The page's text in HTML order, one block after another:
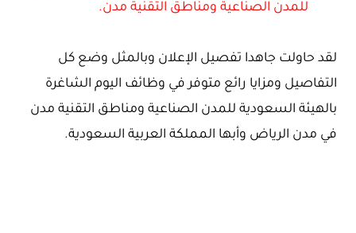
للمدن الصناعية ومناطق التقنية مدن.
لقد حاولت جاهدا تفصيل الإعلان وبالمثل وضع كل
التفاصيل ومزايا رائع متوفر في وظائف اليوم الشاغرة
بالهيئة السعودية للمدن الصناعية ومناطق التقنية مدن
في مدن الرياض وأبها المملكة العربية السعودية.